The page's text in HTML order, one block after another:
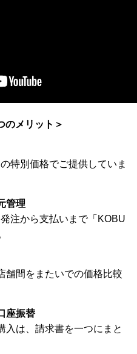
のメリット＞
特別価格でご提供していま
管理
注から支払いまで「KOBU
間をまたいでの価格比較
座振替
は、請求書を一つにまと